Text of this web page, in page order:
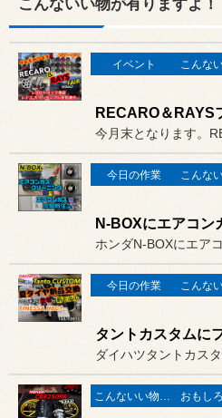
こんないい物が有りますよ！
イベント
今日の作業
今日の作業
タントカスタムに
こんないい物が有りますよ！